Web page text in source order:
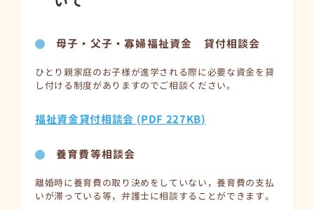
母子・父子・寡婦福祉資金 貸付相談会
ひとり親家庭のお子様が進学される際に必要な資金を貸
し付ける制度がありますのでご相談ください。
福祉資金貸付相談会 (PDF 227KB)
養育費等相談会
離婚時に養育費の取り決めをしていない，養育費の支払
いが滞っている等，弁護士に相談することができます。